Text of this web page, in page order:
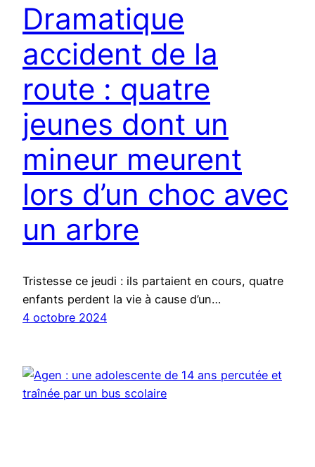
Dramatique
accident de la
route : quatre
jeunes dont un
mineur meurent
lors d’un choc avec
un arbre
Tristesse ce jeudi : ils partaient en cours, quatre
enfants perdent la vie à cause d’un…
4 octobre 2024